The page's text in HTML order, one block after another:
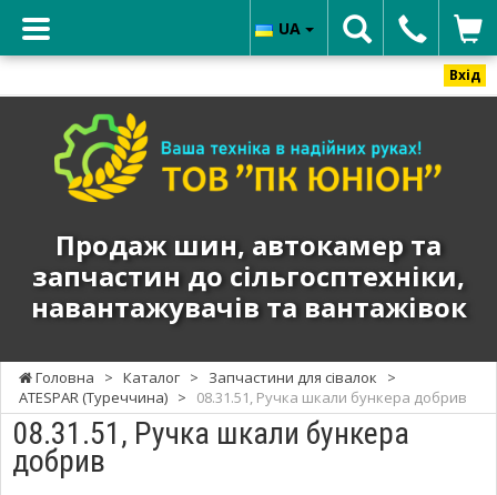
Вхід
ЮНИОН"
автокамер
до
сільгосптехніки,
навантажувачів
та
вантажівок
Продаж шин, автокамер та
запчастин до сільгосптехніки,
навантажувачів та вантажівок
UA
Головна > Каталог > Запчастини для сівалок
>
ATESPAR (Туреччина) > 08.31.51, Ручка шкали бункера добрив
08.31.51, Ручка шкали бункера
добрив